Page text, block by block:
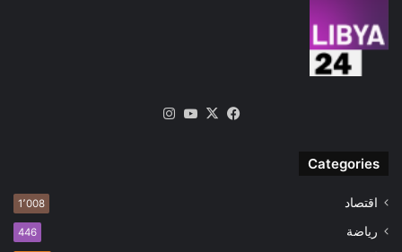
فيسبوك
‫X
‫YouTube
Categories
اقتصاد 1٬008
رياضة 446